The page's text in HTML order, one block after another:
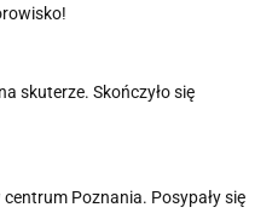
skuterze. Skończyło się
Poznania. Posypały się